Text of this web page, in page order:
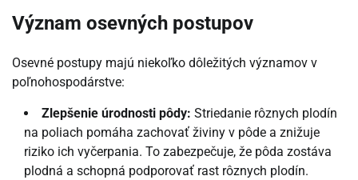
Význam osevných postupov
Osevné postupy majú niekoľko dôležitých významov v
poľnohospodárstve:
Zlepšenie úrodnosti pôdy: Striedanie rôznych plodín
na poliach pomáha zachovať živiny v pôde a znižuje
riziko ich vyčerpania. To zabezpečuje, že pôda zostáva
plodná a schopná podporovať rast rôznych plodín.